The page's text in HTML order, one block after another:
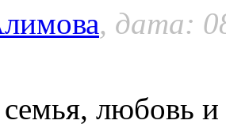
, дата:
семья, любовь